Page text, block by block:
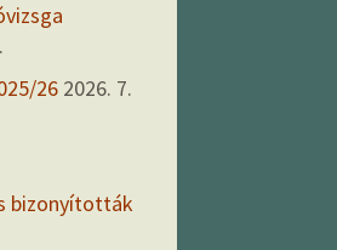
26 2026. 7.
bizonyították